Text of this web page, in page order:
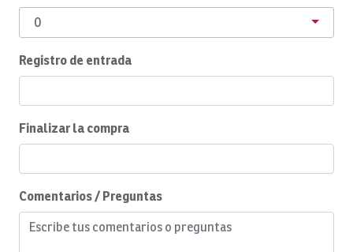
Acondicionador
Conceptos básicos de cocina
Cozy Care CR
Pesca en alta mar
Comedor
0
Registro de entrada
Finalizar la compra
Comentarios / Preguntas